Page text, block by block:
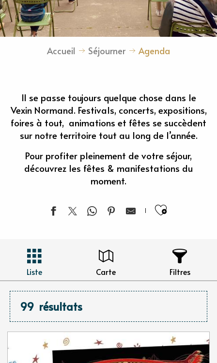
Accueil Séjourner Agenda
Il se passe toujours quelque chose dans le
Vexin Normand. Festivals, concerts, expositions,
foires à tout, animations et fêtes se succèdent
sur notre territoire tout au long de l’année.
Pour profiter pleinement de votre séjour,
découvrez les fêtes & manifestations du
moment.
Ajouter
Liste Carte Filtres
99 résultats